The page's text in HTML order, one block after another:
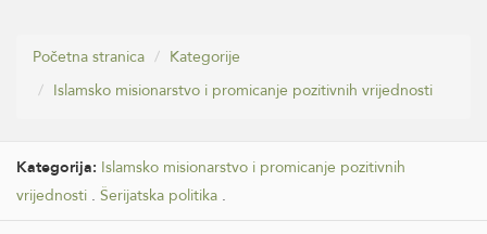
Početna stranica
Kategorije
Islamsko misionarstvo i promicanje pozitivnih vrijednosti
Kategorija: Islamsko misionarstvo i promicanje pozitivnih
vrijednosti . Šerijatska politika .